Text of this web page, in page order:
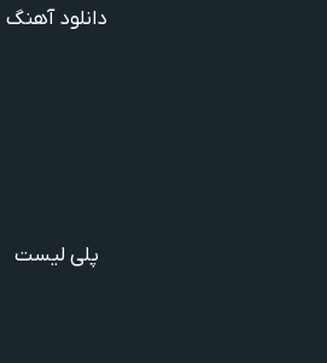
دانلود آهنگ
پلی لیست